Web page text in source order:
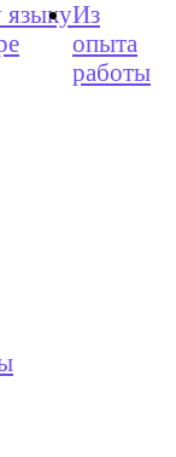
языкуИз
опыта
работы